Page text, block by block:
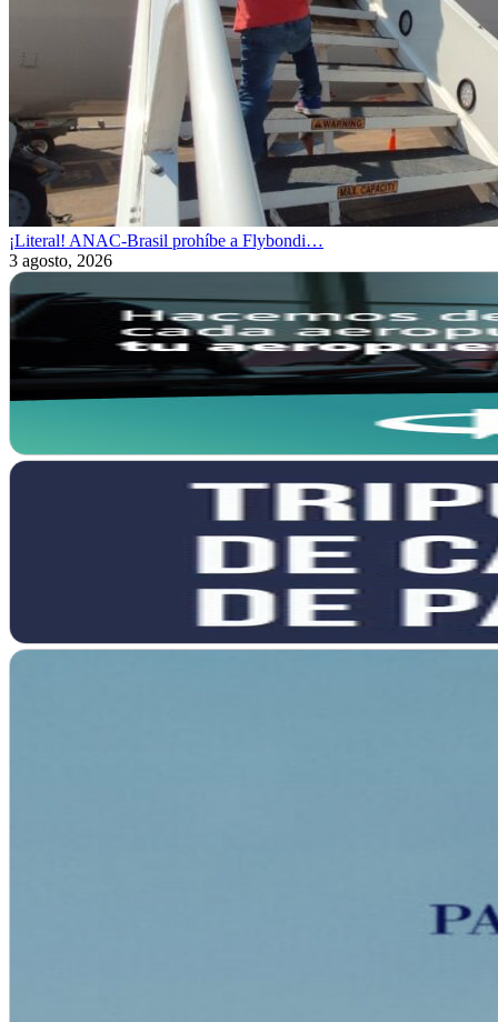
¡Literal! ANAC-Brasil prohíbe a Flybondi…
3 agosto, 2026